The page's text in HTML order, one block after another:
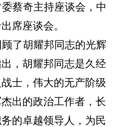
蔡奇主持座谈会，中
席座谈会。
了胡耀邦同志的光辉
，胡耀邦同志是久经
士，伟大的无产阶级
出的政治工作者，长
的卓越领导人，为民